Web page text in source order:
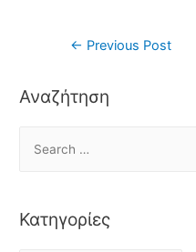
← Previous Post
Αναζήτηση
Κατηγορίες